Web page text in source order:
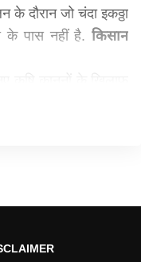
दौरान जो चंदा इकठ्ठा
के पास नहीं है. किसान
रहे हैं और इसे अपने लिए